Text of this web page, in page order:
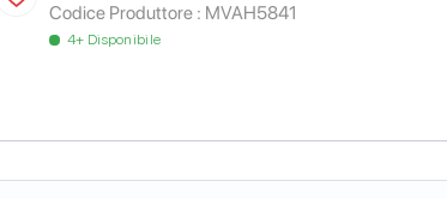
Codice Produttore : MVAH5841
4+ Disponibile